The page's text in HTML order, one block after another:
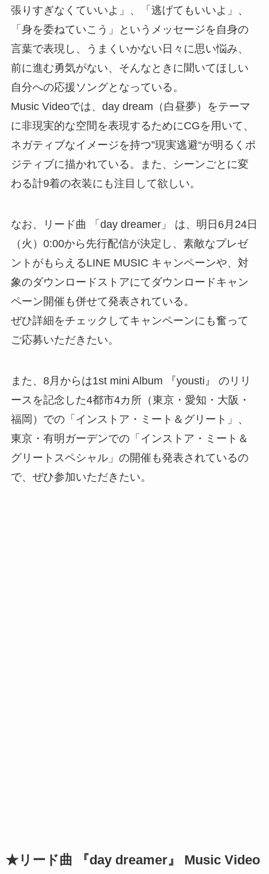
張りすぎなくていいよ」、「逃げてもいいよ」、
「身を委ねていこう」というメッセージを自身の
言葉で表現し、うまくいかない日々に思い悩み、
前に進む勇気がない、そんなときに聞いてほしい
自分への応援ソングとなっている。
Music Videoでは、day dream（白昼夢）をテーマ
に非現実的な空間を表現するためにCGを用いて、
ネガティブなイメージを持つ”現実逃避“が明るくポ
ジティブに描かれている。また、シーンごとに変
わる計9着の衣装にも注目して欲しい。
なお、リード曲 「day dreamer」 は、明日6月24日
（火）0:00から先行配信が決定し、素敵なプレゼ
ントがもらえるLINE MUSIC キャンペーンや、対
象のダウンロードストアにてダウンロードキャン
ペーン開催も併せて発表されている。
ぜひ詳細をチェックしてキャンペーンにも奮って
ご応募いただきたい。
また、8月からは1st mini Album 『yousti』 のリリ
ースを記念した4都市4カ所（東京・愛知・大阪・
福岡）での「インストア・ミート＆グリート」、
東京・有明ガーデンでの「インストア・ミート＆
グリートスペシャル」の開催も発表されているの
で、ぜひ参加いただきたい。
★リード曲 『day dreamer』 Music Video